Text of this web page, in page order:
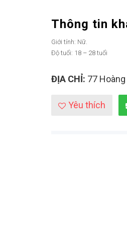
Thông tin
Giới tính: Nữ.
Độ tuổi: 18 – 28 tuổi
ĐỊA CHỈ: 77
Yêu thích